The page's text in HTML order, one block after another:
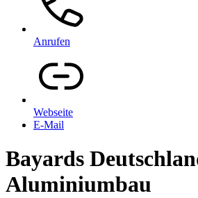
Anrufen
Webseite
E-Mail
Bayards
Aluminiumbau